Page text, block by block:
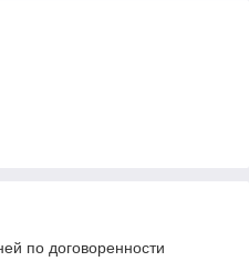
по договоренности